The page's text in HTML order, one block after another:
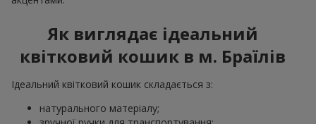
Як виглядає ідеальний
квітковий кошик в м. Браїлів
Ідеальний квітковий кошик складається з:
натурального матеріалу;